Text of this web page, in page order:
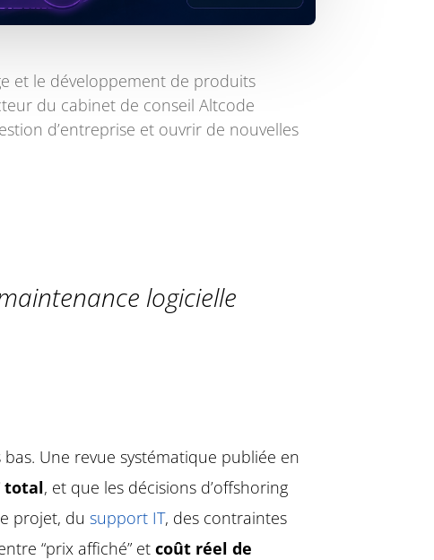
et le développement de produits
du cabinet de conseil Altcode
d’entreprise et ouvrir de nouvelles
logicielle
Une revue systématique publiée en
total, et que les décisions d’offshoring
projet, du support IT, des contraintes
“prix affiché” et coût réel de